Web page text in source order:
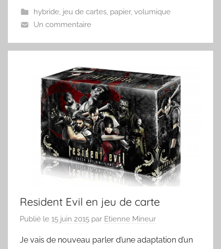
hybride, jeu de cartes, papier, volumique
Un commentaire
Resident Evil en jeu de carte
Publié le 15 juin 2015 par Etienne Mineur
Je vais de nouveau parler d’une adaptation d’un